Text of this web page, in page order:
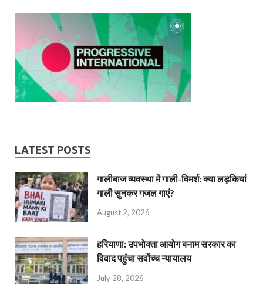
LATEST POSTS
गालीबाज व्‍यवस्‍था में गाली-विमर्श: क्या लड़कियां
गाली सुनकर गजल गाएं?
August 2, 2026
हरियाणा: उपभोक्ता आयोग बनाम सरकार का
विवाद पहुंचा सर्वोच्च न्यायालय
July 28, 2026